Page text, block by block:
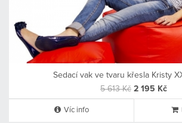
Sedací vak ve tvaru křesla Kristy
5 613 Kč 2 195 Kč
Víc info